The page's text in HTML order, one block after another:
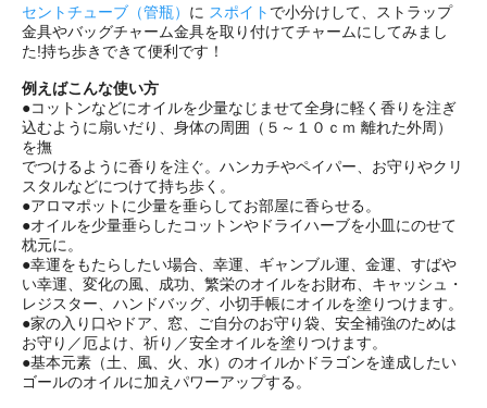
セントチューブ（管瓶） に スポイト で小分けして、ストラップ
金具やバッグチャーム金具を取り付けてチャームにしてみまし
た!持ち歩きできて便利です！
例えばこんな使い方
●コットンなどにオイルを少量なじませて全身に軽く香りを注ぎ
込むように扇いだり、身体の周囲（５～１０ｃｍ 離れた外周）
を撫
でつけるように香りを注ぐ。ハンカチやペイパー、お守りやクリ
スタルなどにつけて持ち歩く。
●アロマポットに少量を垂らしてお部屋に香らせる。
●オイルを少量垂らしたコットンやドライハーブを小皿にのせて
枕元に。
●幸運をもたらしたい場合、幸運、ギャンブル運、金運、すばや
い幸運、変化の風、成功、繁栄のオイルをお財布、キャッシュ・
レジスター、ハンドバッグ、小切手帳にオイルを塗りつけます。
●家の入り口やドア、窓、ご自分のお守り袋、安全補強のためは
お守り／厄よけ、祈り／安全オイルを塗りつけます。
●基本元素（土、風、火、水）のオイルかドラゴンを達成したい
ゴールのオイルに加えパワーアップする。